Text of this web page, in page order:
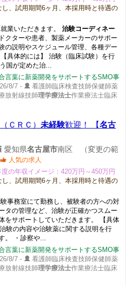
、試用期間6ヶ月、本採用時と待遇の
業いただきます。 治験コーディネー
クターや患者、製薬メーカーのサポー
の説明やスケジュール管理、各種デー
具体的には】 治験（臨床試験）を行
国が定めた治...
言葉に新薬開発をサポートするSMO事
8/7 -
看護師臨床検査技師保健師薬
放射線技師理学療法士作業療法士臨床
（ＣＲＣ） 未経験歓迎！ 【名古
愛知県名古屋市南区 （変更の範
人気の求人
の年収イメージ：420万円～450万円
、試用期間6ヶ月、本採用時と待遇の
事務室にて勤務し、被験者の方への対
タの管理など、治験が正確かつスムー
をサポートしていただきます。 【具体
験の内容や治験薬に関する説明を行
。 ・診察や...
言葉に新薬開発をサポートするSMO事
8/7 -
看護師臨床検査技師保健師薬
放射線技師理学療法士作業療法士臨床